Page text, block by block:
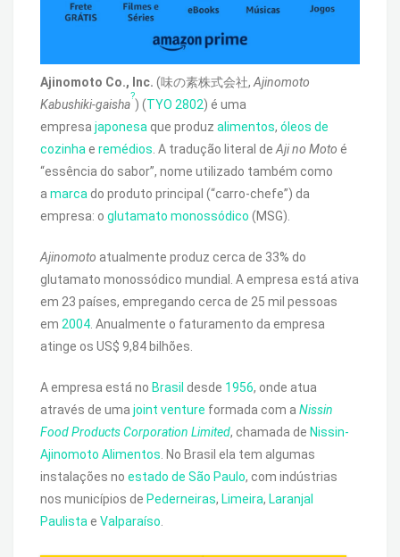
Ajinomoto Co., Inc. (味の素株式会社, Ajinomoto
Kabushiki-gaisha
?
) (TYO 2802) é uma
empresa japonesa que produz alimentos, óleos de
cozinha e remédios . A tradução literal de Aji no Moto é
“essência do sabor”, nome utilizado também como
a marca do produto principal (“carro-chefe”) da
empresa: o glutamato monossódico (MSG).
Ajinomoto atualmente produz cerca de 33% do
glutamato monossódico mundial. A empresa está ativa
em 23 países, empregando cerca de 25 mil pessoas
em 2004 . Anualmente o faturamento da empresa
atinge os US$ 9,84 bilhões.
A empresa está no Brasil desde 1956, onde atua
através de uma joint venture formada com a Nissin
Food Products Corporation Limited, chamada de Nissin-
Ajinomoto Alimentos . No Brasil ela tem algumas
instalações no estado de São Paulo, com indústrias
nos municípios de Pederneiras, Limeira, Laranjal
Paulista e Valparaíso